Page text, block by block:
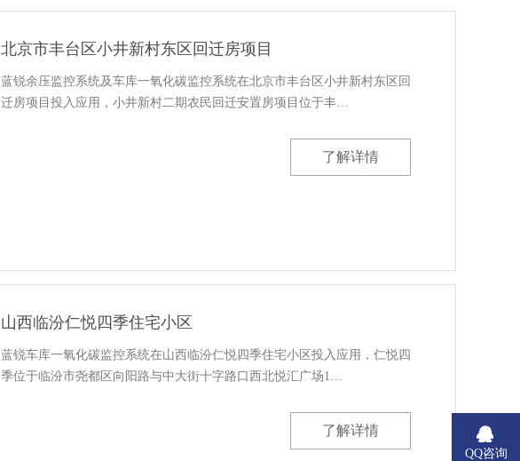
北京市丰台区小井新村东区回迁房项目
蓝锐余压监控系统及车库一氧化碳监控系统在北京市丰台区小井新村东区回
迁房项目投入应用，小井新村二期农民回迁安置房项目位于丰…
了解详情
山西临汾仁悦四季住宅小区
蓝锐车库一氧化碳监控系统在山西临汾仁悦四季住宅小区投入应用，仁悦四
季位于临汾市尧都区向阳路与中大街十字路口西北悦汇广场1…
了解详情
QQ咨询